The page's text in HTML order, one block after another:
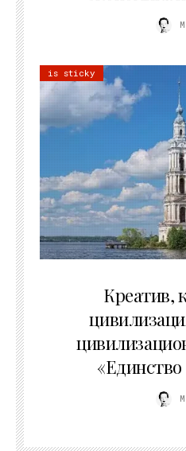
is sticky
Креатив,